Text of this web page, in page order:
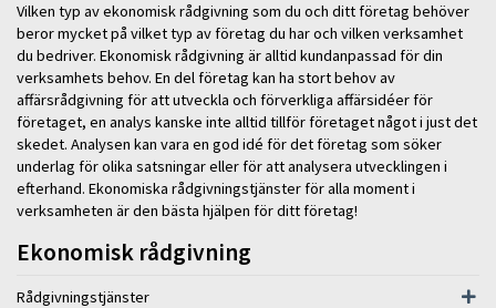
Vilken typ av ekonomisk rådgivning som du och ditt företag behöver
beror mycket på vilket typ av företag du har och vilken verksamhet
du bedriver. Ekonomisk rådgivning är alltid kundanpassad för din
verksamhets behov. En del företag kan ha stort behov av
affärsrådgivning för att utveckla och förverkliga affärsidéer för
företaget, en analys kanske inte alltid tillför företaget något i just det
skedet. Analysen kan vara en god idé för det företag som söker
underlag för olika satsningar eller för att analysera utvecklingen i
efterhand. Ekonomiska rådgivningstjänster för alla moment i
verksamheten är den bästa hjälpen för ditt företag!
Ekonomisk rådgivning
Rådgivningstjänster